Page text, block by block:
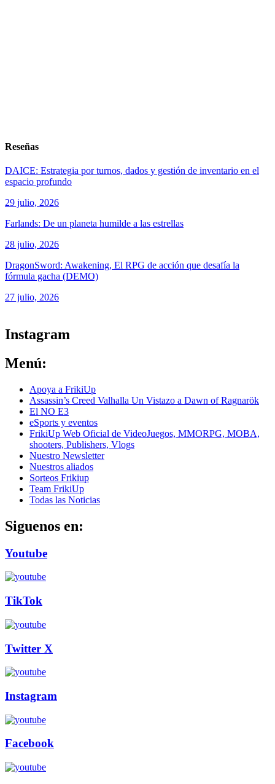
Reseñas
DAICE: Estrategia por turnos, dados y gestión de inventario en el
espacio profundo
29 julio, 2026
Farlands: De un planeta humilde a las estrellas
28 julio, 2026
DragonSword: Awakening, El RPG de acción que desafía la
fórmula gacha (DEMO)
27 julio, 2026
Instagram
Menú:
Apoya a FrikiUp
Assassin’s Creed Valhalla Un Vistazo a Dawn of Ragnarök
El NO E3
eSports y eventos
FrikiUp Web Oficial de VideoJuegos, MMORPG, MOBA,
shooters, Publishers, Vlogs
Nuestro Newsletter
Nuestros aliados
Sorteos Frikiup
Team FrikiUp
Todas las Noticias
Siguenos en:
Youtube
TikTok
Twitter X
Instagram
Facebook